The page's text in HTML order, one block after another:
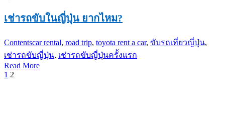
เช่ารถขับในญี่ปุ่น ยากไหม?
Contentscar rental, road trip, toyota rent a car, ขับรถเที่ยวญี่ปุ่น,
เช่ารถขับญี่ปุ่น, เช่ารถขับญี่ปุ่นครั้งแรก
Read More
1 2